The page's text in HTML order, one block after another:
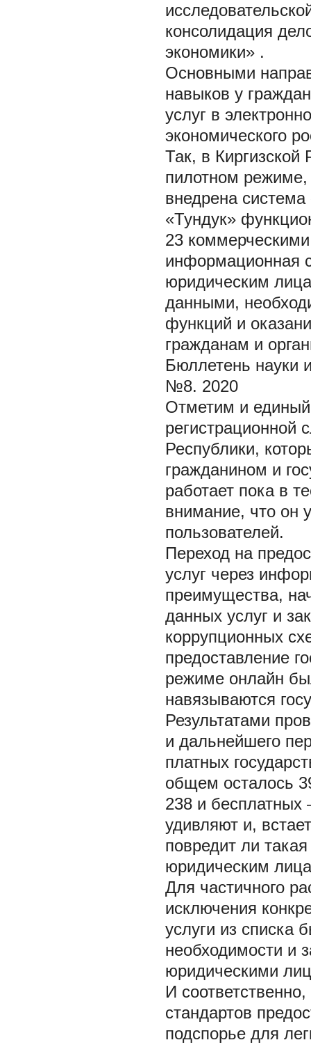
консолидация
экономики» .
Основными
навыков у
услуг в
экономического
Так, в Киргизской
пилотном
внедрена
«Тундук»
23
информационная
юридическим
данными,
функций и
гражданам и
Бюллетень науки
№8. 2020
Отметим и единый
регистрационной
Республики,
гражданином и
работает пока в
внимание, что он
пользователей.
Переход на
услуг через
преимущества,
данных услуг и
коррупционных
предоставление
режиме онлайн
навязываются
Результатами
и дальнейшего
платных
общем осталось
238 и
удивляют и,
повредит ли
юридическим
Для частичного
исключения
услуги из списка
необходимости и
юридическими
И
стандартов
подспорье для